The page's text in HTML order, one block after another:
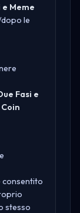
Meme
le
Fasi e
consentito
stesso